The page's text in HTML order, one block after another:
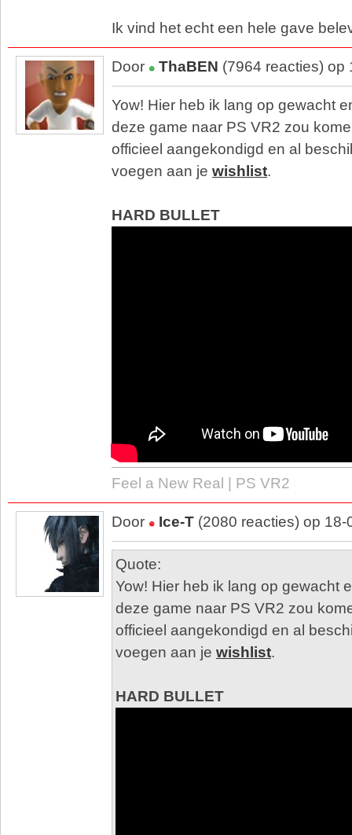
Ik vind het echt een hele gave
Door ThaBEN (7964 reacties) op
Yow! Hier heb ik lang op gewacht
deze game naar PS VR2 zou
officieel aangekondigd en al
voegen aan je wishlist.
HARD BULLET
Feel a New Real | PS VR2
Door Ice-T (2080 reacties) op
Quote:
Yow! Hier heb ik lang op gewacht
deze game naar PS VR2 zou
officieel aangekondigd en al
voegen aan je wishlist.
HARD BULLET